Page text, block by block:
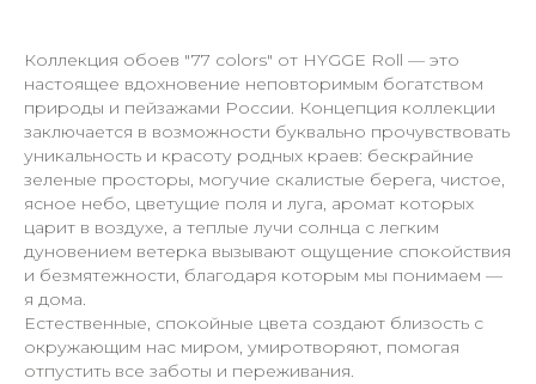
Коллекция обоев "77 colors" от HYGGE Roll — это
настоящее вдохновение неповторимым богатством
природы и пейзажами России. Концепция коллекции
заключается в возможности буквально прочувствовать
уникальность и красоту родных краев: бескрайние
зеленые просторы, могучие скалистые берега, чистое,
ясное небо, цветущие поля и луга, аромат которых
царит в воздухе, а теплые лучи солнца с легким
дуновением ветерка вызывают ощущение спокойствия
и безмятежности, благодаря которым мы понимаем —
я дома.
Естественные, спокойные цвета создают близость с
окружающим нас миром, умиротворяют, помогая
отпустить все заботы и переживания.